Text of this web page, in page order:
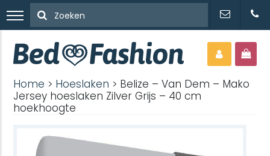
Home > Hoeslaken > Belize – Van Dem – Mako
Jersey hoeslaken Zilver Grijs – 40 cm
hoekhoogte